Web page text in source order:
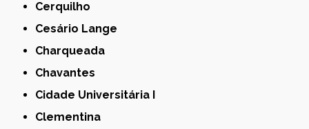
Cerquilho
Cesário Lange
Charqueada
Chavantes
Cidade Universitária I
Clementina